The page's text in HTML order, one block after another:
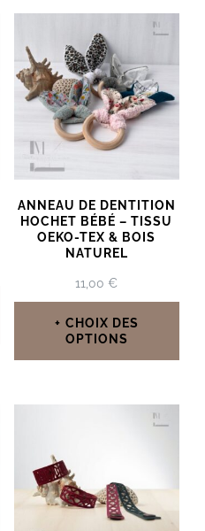
plusieurs
variations.
Les
options
peuvent
choisies
sur
la
page
du
produit
ANNEAU DE DENTITION
HOCHET BÉBÉ – TISSU
OEKO-TEX & BOIS
NATUREL
11,00€
CHOIX DES
OPTIONS
produit
variations.
Les